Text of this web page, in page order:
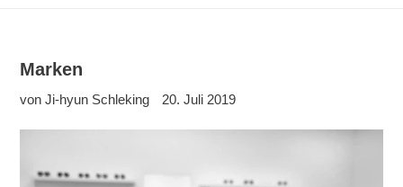
Marken
von Ji-hyun Schleking 20. Juli 2019